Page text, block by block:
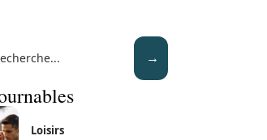
Loisirs